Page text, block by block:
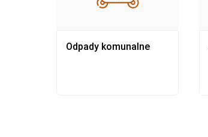
Odpady komunalne